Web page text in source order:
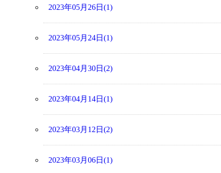
2023年05月26日(1)
2023年05月24日(1)
2023年04月30日(2)
2023年04月14日(1)
2023年03月12日(2)
2023年03月06日(1)